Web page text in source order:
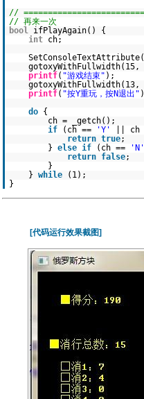
//
// 再来一次
bool ifPlayAgain() {
int ch;
gotoxyWithFullwidth(15,
printf( "游戏结束" );
gotoxyWithFullwidth(13,
printf( "按Y重玩，按N退出"
do {
ch = _getch();
if
(ch == 'Y' || ch
return true;
} else if (ch == 'N'
return false;
}
} while
(1);
}
[代码运行效果截图]